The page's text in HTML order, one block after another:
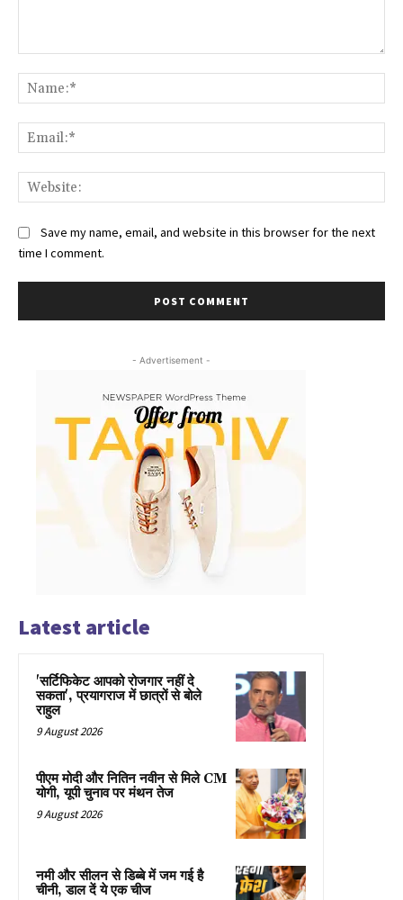
Save my name, email, and website in this browser for the next
time I comment.
- Advertisement -
Latest article
'सर्टिफिकेट आपको रोजगार नहीं दे
सकता', प्रयागराज में छात्रों से बोले
राहुल
9 August 2026
पीएम मोदी और नितिन नवीन से मिले CM
योगी, यूपी चुनाव पर मंथन तेज
9 August 2026
नमी और सीलन से डिब्बे में जम गई है
चीनी, डाल दें ये एक चीज